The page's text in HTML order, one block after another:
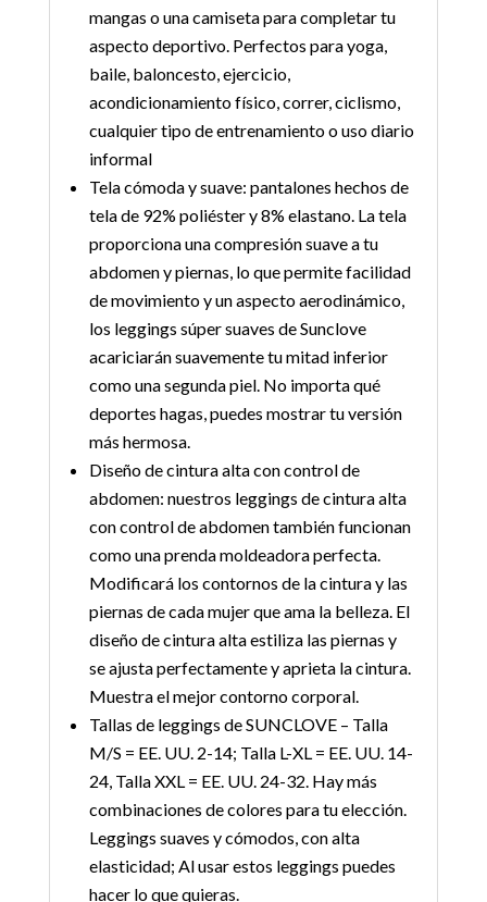
mangas o una camiseta para completar tu
aspecto deportivo. Perfectos para yoga,
baile, baloncesto, ejercicio,
acondicionamiento físico, correr, ciclismo,
cualquier tipo de entrenamiento o uso diario
informal
Tela cómoda y suave: pantalones hechos de
tela de 92% poliéster y 8% elastano. La tela
proporciona una compresión suave a tu
abdomen y piernas, lo que permite facilidad
de movimiento y un aspecto aerodinámico,
los leggings súper suaves de Sunclove
acariciarán suavemente tu mitad inferior
como una segunda piel. No importa qué
deportes hagas, puedes mostrar tu versión
más hermosa.
Diseño de cintura alta con control de
abdomen: nuestros leggings de cintura alta
con control de abdomen también funcionan
como una prenda moldeadora perfecta.
Modificará los contornos de la cintura y las
piernas de cada mujer que ama la belleza. El
diseño de cintura alta estiliza las piernas y
se ajusta perfectamente y aprieta la cintura.
Muestra el mejor contorno corporal.
Tallas de leggings de SUNCLOVE – Talla
M/S = EE. UU. 2-14; Talla L-XL = EE. UU. 14-
24, Talla XXL = EE. UU. 24-32. Hay más
combinaciones de colores para tu elección.
Leggings suaves y cómodos, con alta
elasticidad; Al usar estos leggings puedes
hacer lo que quieras.